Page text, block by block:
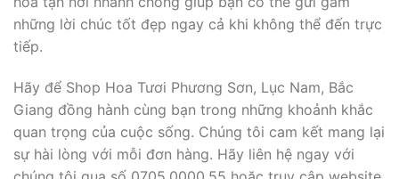
những lời chúc tốt đẹp ngay cả khi không thể đến trực
tiếp.
Hãy để Shop Hoa Tươi Phương Sơn, Lục Nam, Bắc
Giang đồng hành cùng bạn trong những khoảnh khắc
quan trọng của cuộc sống. Chúng tôi cam kết mang lại
sự hài lòng với mỗi đơn hàng. Hãy liên hệ ngay với